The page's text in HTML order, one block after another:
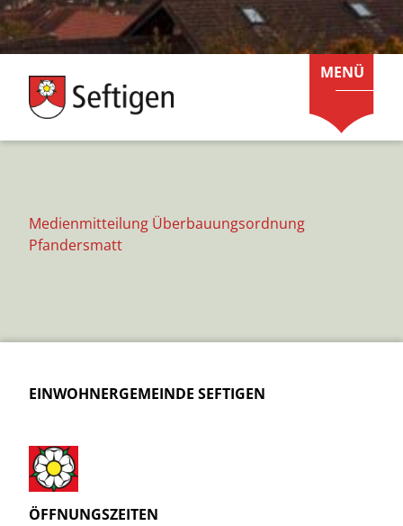
MENÜ
Medienmitteilung Überbauungsordnung
Pfandersmatt
EINWOHNERGEMEINDE SEFTIGEN
ÖFFNUNGSZEITEN